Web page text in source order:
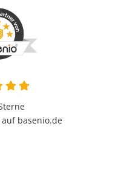
4.9 von 5
basenio.de